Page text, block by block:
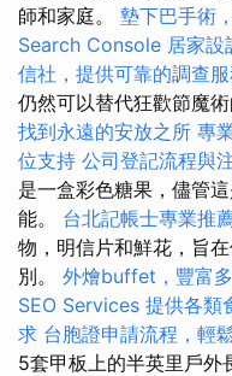
師和家庭。 墊下巴手術
Search Console 居家設
信社，提供可靠的調查
仍然可以替代狂歡節魔
找到永遠的安放之所 專
位支持 公司登記流程與
是一盒彩色糖果，儘管
能。 台北記帳士專業推
物，明信片和鮮花，旨
別。 外燴buffet，豐富
SEO Services 提供各類
求 台胞證申請流程，輕
5套甲板上的半英里戶外